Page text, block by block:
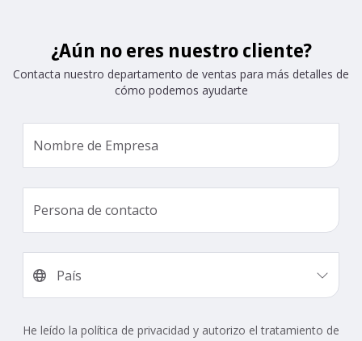
¿Aún no eres nuestro cliente?
Contacta nuestro departamento de ventas para más detalles de
cómo podemos ayudarte
He leído la política de privacidad y autorizo ​​el tratamiento de